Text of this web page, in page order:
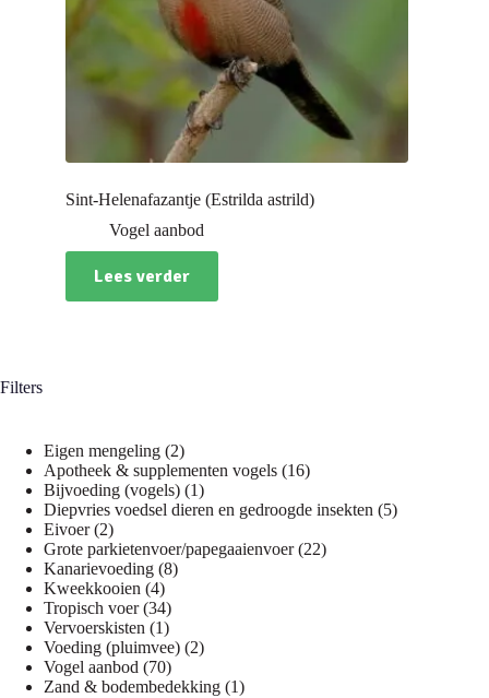
Sint-Helenafazantje (Estrilda astrild)
Vogel aanbod
Lees verder
Filters
Eigen mengeling 22
producten
Apotheek & supplementen vogels 1616
Bijvoeding (vogels) 11
product
Diepvries voedsel dieren en gedroogde insekten 55
Eivoer 22
producten
Grote parkietenvoer/papegaaienvoer 2222
Kanarievoeding 88
Kweekkooien 44
producten
Tropisch voer 3434
producten
Vervoerskisten 11
product
Voeding (pluimvee) 22
Vogel aanbod 7070
producten
Zand & bodembedekking 11